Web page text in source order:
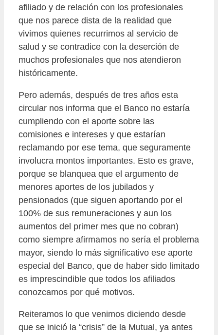
afiliado y de relación con los profesionales
que nos parece dista de la realidad que
vivimos quienes recurrimos al servicio de
salud y se contradice con la deserción de
muchos profesionales que nos atendieron
históricamente.
Pero además, después de tres años esta
circular nos informa que el Banco no estaría
cumpliendo con el aporte sobre las
comisiones e intereses y que estarían
reclamando por ese tema, que seguramente
involucra montos importantes. Esto es grave,
porque se blanquea que el argumento de
menores aportes de los jubilados y
pensionados (que siguen aportando por el
100% de sus remuneraciones y aun los
aumentos del primer mes que no cobran)
como siempre afirmamos no sería el problema
mayor, siendo lo más significativo ese aporte
especial del Banco, que de haber sido limitado
es imprescindible que todos los afiliados
conozcamos por qué motivos.
Reiteramos lo que venimos diciendo desde
que se inició la “crisis” de la Mutual, ya antes